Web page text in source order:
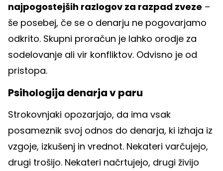
najpogostejših razlogov za razpad zveze –
še posebej, če se o denarju ne pogovarjamo
odkrito. Skupni proračun je lahko orodje za
sodelovanje ali vir konfliktov. Odvisno je od
pristopa.
Psihologija denarja v paru
Strokovnjaki opozarjajo, da ima vsak
posameznik svoj odnos do denarja, ki izhaja iz
vzgoje, izkušenj in vrednot. Nekateri varčujejo,
drugi trošijo. Nekateri načrtujejo, drugi živijo